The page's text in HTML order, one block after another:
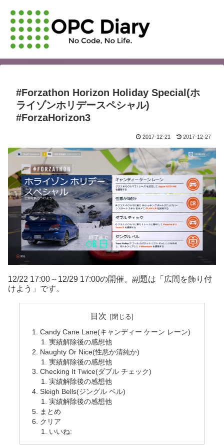
#Forzathon Horizon Holiday Special(ホ
ライゾンホリデースペシャル)
#ForzaHorizon3
2017-12-21 2017-12-27
12/22 17:00～12/29 17:00の開催。副題は「広間を飾り付
けよう」です。
目次
Candy Cane Lane(キャンディー ケーン レーン)
実績解除後の感想他
Naughty Or Nice(性悪か清純か)
実績解除後の感想他
Checking It Twice(ダブル チェック)
実績解除後の感想他
Sleigh Bells(ジングル ベル)
実績解除後の感想他
まとめ
クリア
いいね: